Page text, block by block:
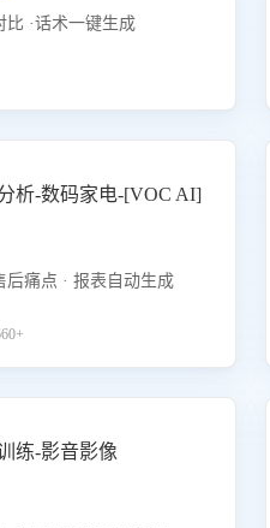
比 ·话术一键生成
析-数码家电-[VOC AI]
后痛点 · 报表自动生成
练-影音影像